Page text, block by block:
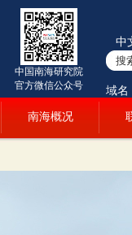
中国南海研究院
官方微信公众号
中
域名
南海概况